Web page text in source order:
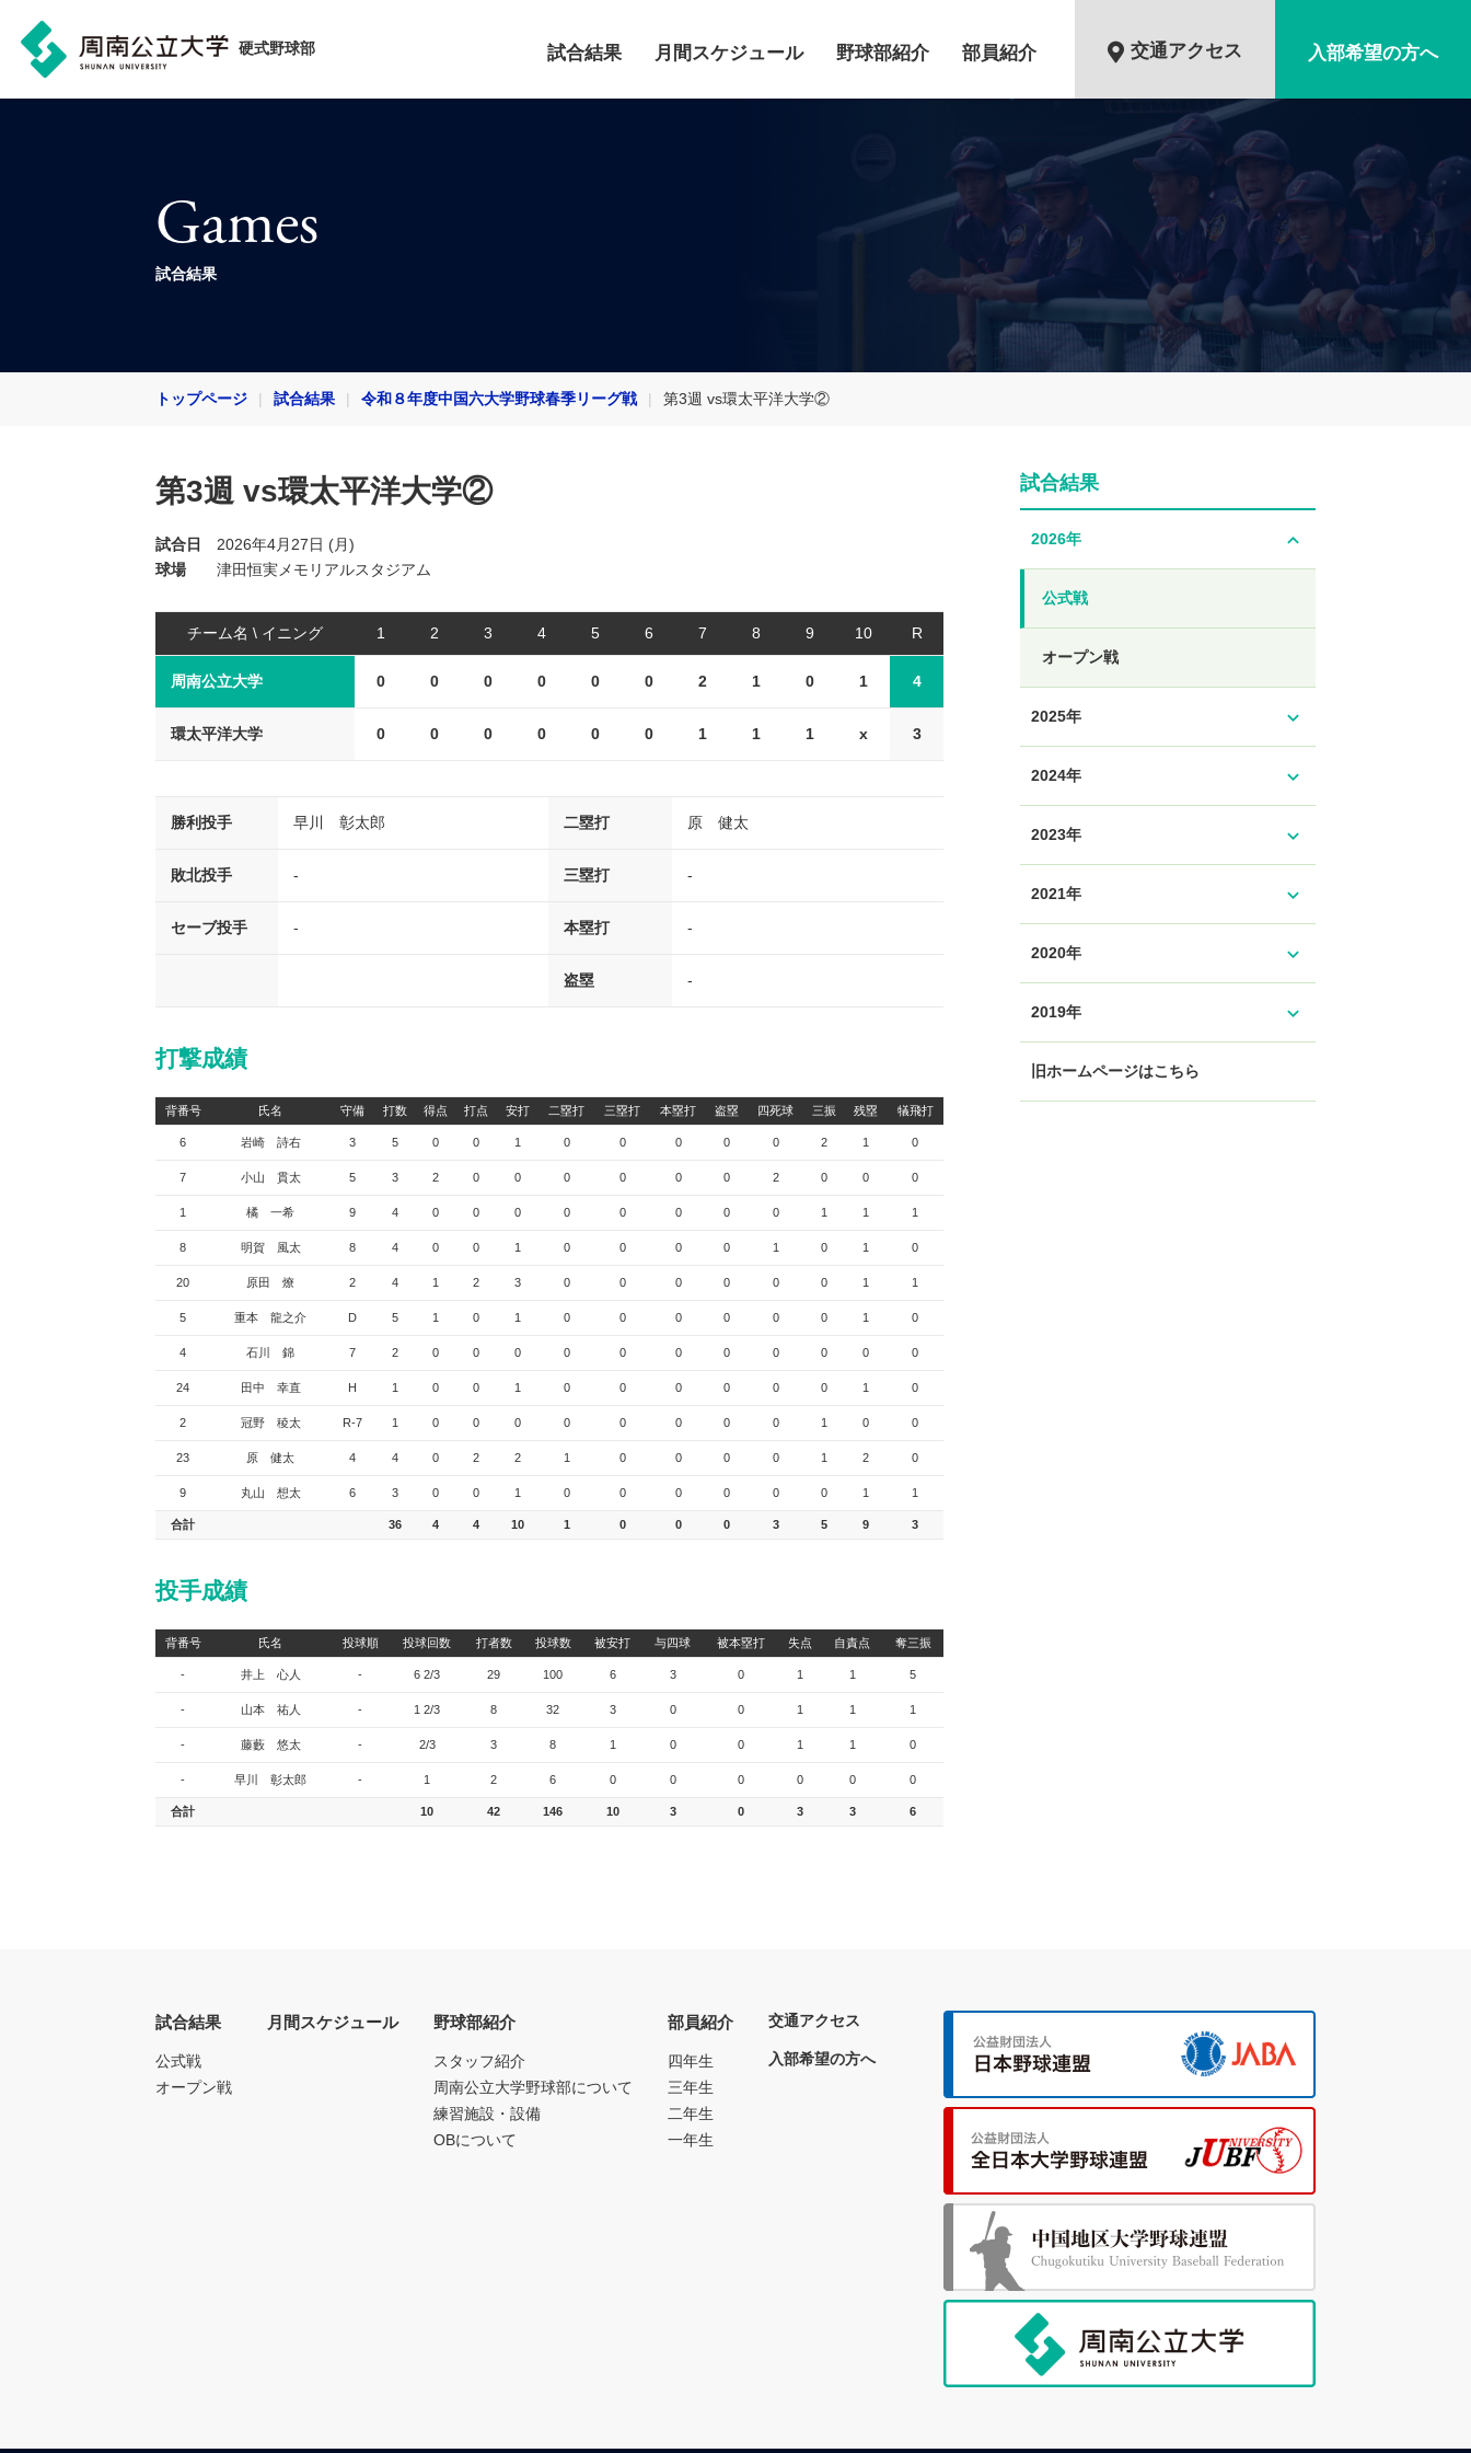
硬式野球部 試合結果 月間スケジュール 野球部紹介 部員紹介 交通アクセス 入部希望の方へ
Games
試合結果
トップページ 試合結果 令和８年度中国六大学野球春季リーグ戦 第3週 vs環太平洋大学②
第3週 vs環太平洋大学②
試合日
2026年4月27日 (月)
球場
津田恒実メモリアルスタジアム
チーム名 \ イニング 1 2 3 4 5 6 7 8 9 10 R
周南公立大学 0 0 0 0 0 0 2 1 0 1 4
環太平洋大学 0 0 0 0 0 0 1 1 1 x 3
勝利投手 早川 彰太郎 二塁打 原 健太
敗北投手 - 三塁打 -
セーブ投手 - 本塁打 -
盗塁 -
打撃成績
背番号 氏名 守備 打数 得点 打点 安打 二塁打 三塁打 本塁打 盗塁 四死球 三振 残塁 犠飛打
6 岩崎 詩右 3 5 0 0 1 0 0 0 0 0 2 1 0
7 小山 貫太 5 3 2 0 0 0 0 0 0 2 0 0 0
1 橘 一希 9 4 0 0 0 0 0 0 0 0 1 1 1
8 明賀 風太 8 4 0 0 1 0 0 0 0 1 0 1 0
20 原田 燎 2 4 1 2 3 0 0 0 0 0 0 1 1
5 重本 龍之介 D 5 1 0 1 0 0 0 0 0 0 1 0
4 石川 錦 7 2 0 0 0 0 0 0 0 0 0 0 0
24 田中 幸直 H 1 0 0 1 0 0 0 0 0 0 1 0
2 冠野 稜太 R-7 1 0 0 0 0 0 0 0 0 1 0 0
23 原 健太 4 4 0 2 2 1 0 0 0 0 1 2 0
9 丸山 想太 6 3 0 0 1 0 0 0 0 0 0 1 1
合計 36 4 4 10 1 0 0 0 3 5 9 3
投手成績
背番号 氏名 投球順 投球回数 打者数 投球数 被安打 与四球 被本塁打 失点 自責点 奪三振
- 井上 心人 - 6 2/3 29 100 6 3 0 1 1 5
- 山本 祐人 - 1 2/3 8 32 3 0 0 1 1 1
- 藤藪 悠太 - 2/3 3 8 1 0 0 1 1 0
- 早川 彰太郎 - 1 2 6 0 0 0 0 0 0
合計 10 42 146 10 3 0 3 3 6
試合結果
2026年 expand_less
公式戦
オープン戦
2025年 expand_more
2024年 expand_more
2023年 expand_more
2021年 expand_more
2020年 expand_more
2019年 expand_more
旧ホームページはこちら
試合結果
公式戦
オープン戦
月間スケジュール 野球部紹介
スタッフ紹介
周南公立大学野球部について
練習施設・設備
OBについて
部員紹介
四年生
三年生
二年生
一年生
交通アクセス
入部希望の方へ